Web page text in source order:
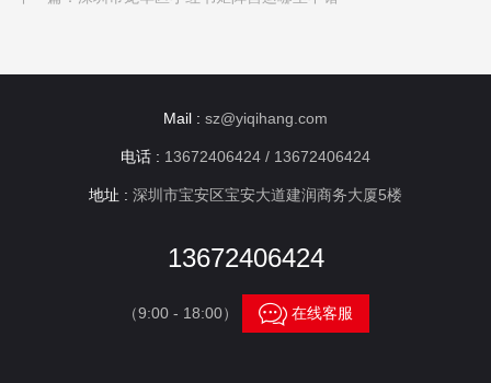
Mail : sz@yiqihang.com
电话 : 13672406424 / 13672406424
地址 : 深圳市宝安区宝安大道建润商务大厦5楼
13672406424
（9:00 - 18:00） 在线客服